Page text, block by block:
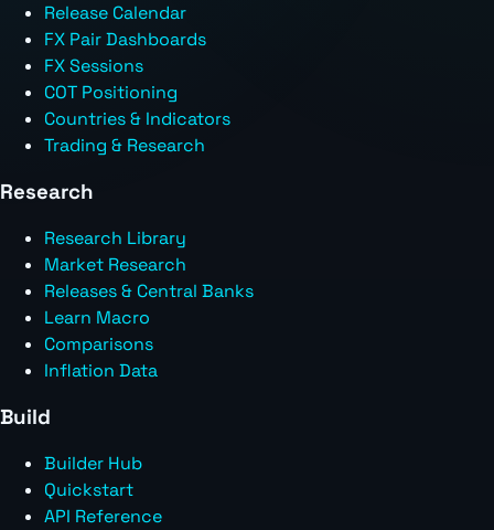
Release Calendar
FX Pair Dashboards
FX Sessions
COT Positioning
Countries & Indicators
Trading & Research
Research
Research Library
Market Research
Releases & Central Banks
Learn Macro
Comparisons
Inflation Data
Build
Builder Hub
Quickstart
API Reference